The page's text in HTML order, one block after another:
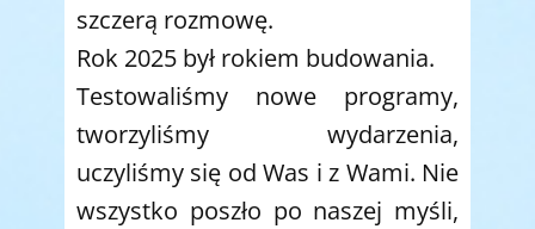
szczerą rozmowę.
Rok 2025 był rokiem budowania.
Testowaliśmy nowe programy,
tworzyliśmy wydarzenia,
uczyliśmy się od Was i z Wami. Nie
wszystko poszło po naszej myśli,